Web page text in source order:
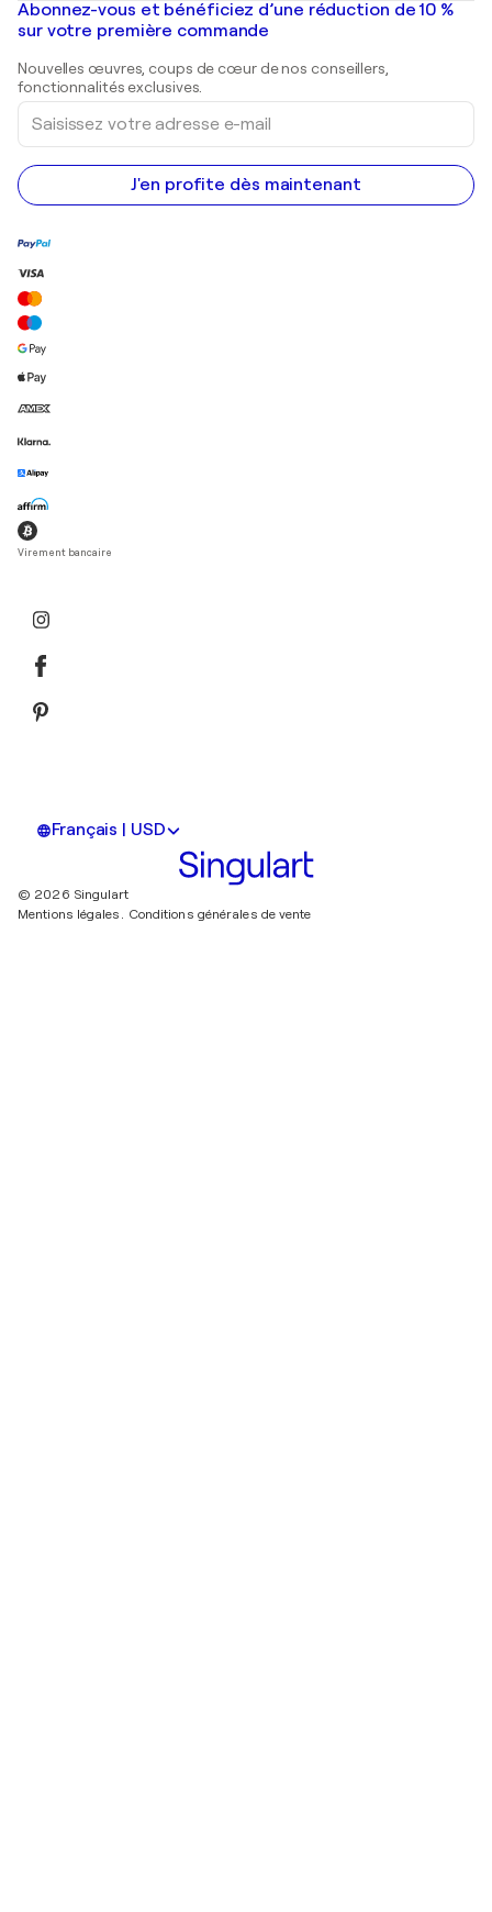
Shepard Fairey
Peintures de paysage
Estampes
Peintures acryliques
Galeries d'art en France
Galeries d'art en Belgique
Abonnez-vous et bénéficiez d’une réduction de 10 %
sur votre première commande
Nouvelles œuvres, coups de cœur de nos conseillers,
fonctionnalités exclusives.
Saisissez
votre
adresse
e-
mail
J'en profite dès maintenant
Virement bancaire
Français | USD
© 2026 Singulart
Mentions légales. Conditions générales de vente